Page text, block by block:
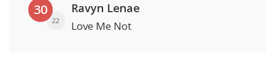
30
22
Ravyn Lenae
Love Me Not